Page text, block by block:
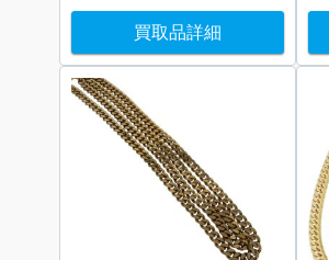
買取品詳細